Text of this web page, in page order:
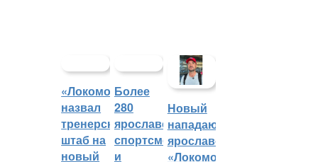
«Локомотив»
назвал
тренерский
штаб на
новый
Более
280
ярославских
спортсменов
и
Новый
нападающий
ярославского
«Локомотива»